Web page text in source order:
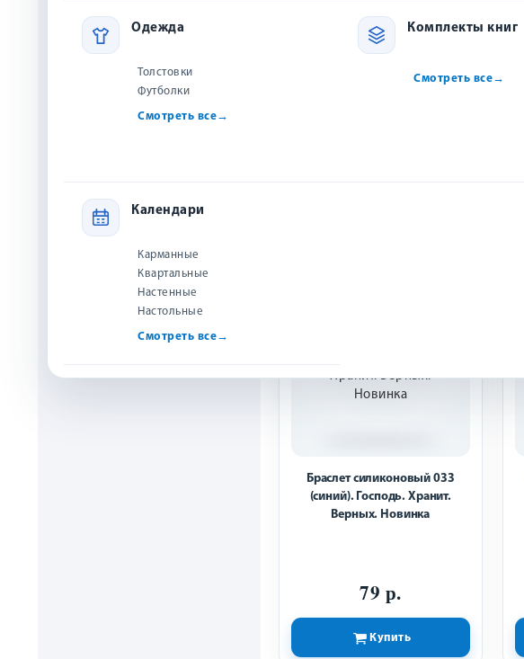
Одежда
Толстовки
Футболки
Смотреть все→
Комплекты книг
Смотреть все→
Календари
Карманные
Квартальные
Настенные
Настольные
Смотреть все→
Золотые стихи Библии
раскрась и запомни ч.1
Браслет силиконовый 033
(синий). Господь. Хранит.
Верных. Новинка
79 р.
Купить